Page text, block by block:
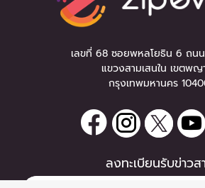
เลขที่ 68 ซอยพหลโยธิน 6 ถน
แขวงสามเสนใน เขตพญ
กรุงเทพมหานคร
ลงทะเบียนรับข่าวส